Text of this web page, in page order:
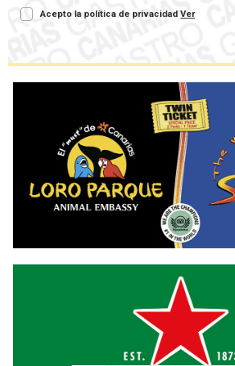
Acepto la política de privacidad Ver